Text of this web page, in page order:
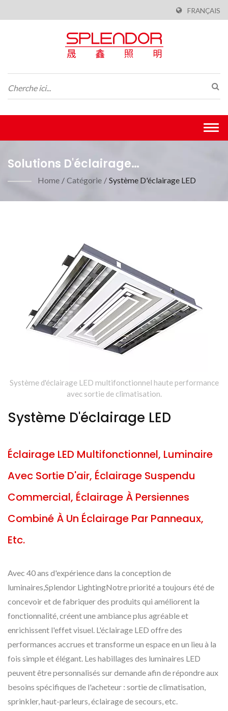
FRANÇAIS
Solutions D'éclairage
Professionnelles Multifonctionnelles
Home / Catégorie / Système D'éclairage LED
Système d'éclairage LED multifonctionnel haute performance
avec sortie de climatisation.
Système D'éclairage LED
Éclairage LED Multifonctionnel, Luminaire
Avec Sortie D'air, Éclairage Suspendu
Commercial, Éclairage À Persiennes
Combiné À Un Éclairage Par Panneaux,
Etc.
Avec 40 ans d'expérience dans la conception de
luminaires,Splendor LightingNotre priorité a toujours été de
concevoir et de fabriquer des produits qui améliorent la
fonctionnalité, créent une ambiance plus agréable et
enrichissent l'effet visuel. L'éclairage LED offre des
performances accrues et transforme un espace en un lieu à la
fois simple et élégant. Les habillages des luminaires LED
peuvent être personnalisés sur demande afin de répondre aux
besoins spécifiques de l'acheteur : sortie de climatisation,
sprinkler, haut-parleurs, éclairage de secours, etc.